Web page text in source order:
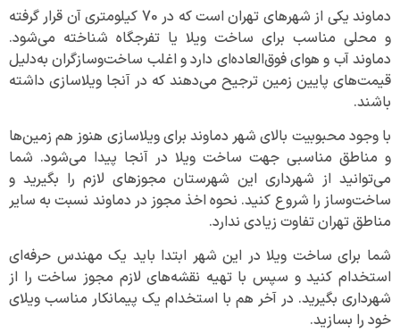
دماوند یکی از شهر‌های تهران است که در 70 کیلومتری آن قرار گرفته
و محلی مناسب برای ساخت ویلا یا تفرجگاه شناخته می‌شود.
دماوند آب و هوای فوق‌العاده‌ای دارد و اغلب ساخت‌و‌سازگران به‌دلیل
قیمت‌های پایین زمین ترجیح می‌دهند که در آنجا ویلاسازی داشته
باشند.
با وجود محبوبیت بالای شهر دماوند برای ویلاسازی هنوز هم زمین‌ها
و مناطق مناسبی جهت ساخت ویلا در آنجا پیدا می‌شود. شما
می‌توانید از شهرداری این شهرستان مجوز‌های لازم را بگیرید و
ساخت‌و‌ساز را شروع کنید. نحوه اخذ مجوز در دماوند نسبت به سایر
مناطق تهران تفاوت زیادی ندارد.
شما برای ساخت ویلا در این شهر ابتدا باید یک مهندس حرفه‌ای
استخدام کنید و سپس با تهیه نقشه‌های لازم مجوز ساخت را از
شهرداری بگیرید. در آخر هم با استخدام یک پیمانکار مناسب ویلای
خود را بسازید.